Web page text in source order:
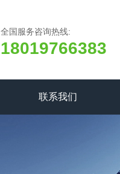
全国服务咨询热线:
18019766383
联系我们